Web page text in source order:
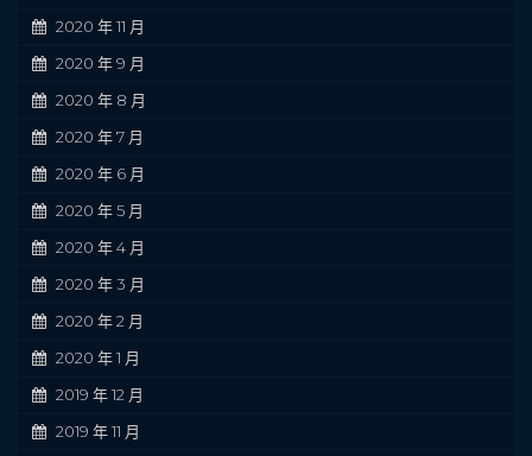
2020 年 11 月
2020 年 9 月
2020 年 8 月
2020 年 7 月
2020 年 6 月
2020 年 5 月
2020 年 4 月
2020 年 3 月
2020 年 2 月
2020 年 1 月
2019 年 12 月
2019 年 11 月